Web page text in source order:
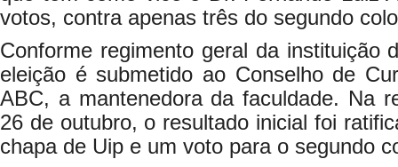
votos, contra apenas três do segundo
Conforme regimento geral da instituição
eleição é submetido ao Conselho de
ABC, a mantenedora da faculdade. Na
26 de outubro, o resultado inicial foi
chapa de Uip e um voto para o segundo